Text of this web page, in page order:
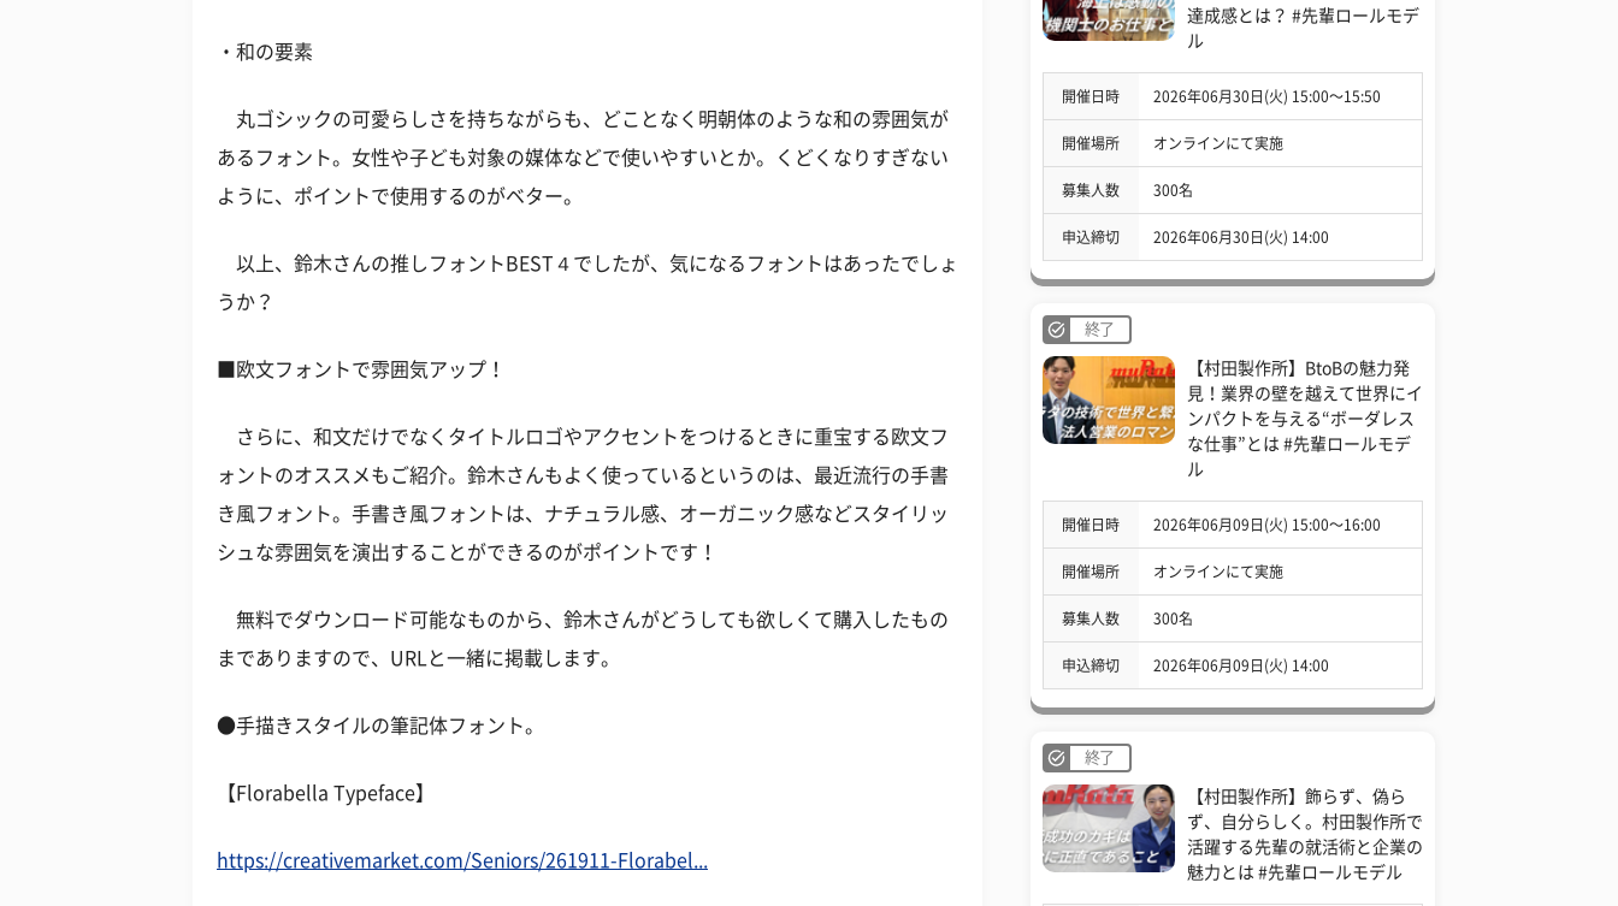
・和の要素
丸ゴシックの可愛らしさを持ちながらも、どことなく明朝体のような和の雰囲気が
あるフォント。女性や子ども対象の媒体などで使いやすいとか。くどくなりすぎない
ように、ポイントで使用するのがベター。
以上、鈴木さんの推しフォントBEST４でしたが、気になるフォントはあったでしょ
うか？
■欧文フォントで雰囲気アップ！
さらに、和文だけでなくタイトルロゴやアクセントをつけるときに重宝する欧文フ
ォントのオススメもご紹介。鈴木さんもよく使っているというのは、最近流行の手書
き風フォント。手書き風フォントは、ナチュラル感、オーガニック感などスタイリッ
シュな雰囲気を演出することができるのがポイントです！
無料でダウンロード可能なものから、鈴木さんがどうしても欲しくて購入したもの
までありますので、URLと一緒に掲載します。
●手描きスタイルの筆記体フォント。
【Florabella Typeface】
https://creativemarket.com/Seniors/261911-Florabel...
達成感とは？ #先輩ロールモデ
ル
開催日時 2026年06月30日(火) 15:00〜15:50
開催場所 オンラインにて実施
募集人数 300名
申込締切 2026年06月30日(火) 14:00
終了
【村田製作所】BtoBの魅力発
見！業界の壁を越えて世界にイ
ンパクトを与える“ボーダレス
な仕事”とは #先輩ロールモデ
ル
開催日時 2026年06月09日(火) 15:00〜16:00
開催場所 オンラインにて実施
募集人数 300名
申込締切 2026年06月09日(火) 14:00
終了
【村田製作所】飾らず、偽ら
ず、自分らしく。村田製作所で
活躍する先輩の就活術と企業の
魅力とは #先輩ロールモデル